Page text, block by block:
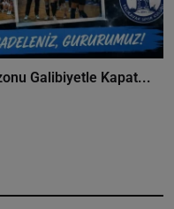
Galibiyetle Kapat...